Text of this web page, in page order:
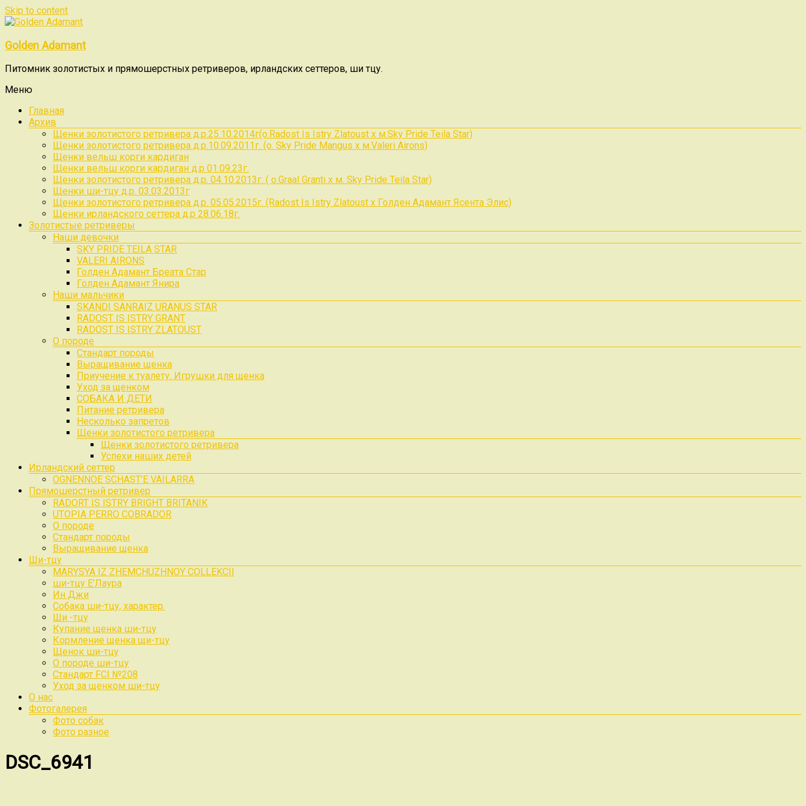
Skip to content
Golden Adamant
Питомник золотистых и прямошерстных ретриверов, ирландских сеттеров, ши тцу.
Меню
Главная
Архив
Щенки золотистого ретривера д.р.25.10.2014г(о.Radost Is Istry Zlatoust x м.Sky Pride Teila Star)
Щенки золотистого ретривера д.р.10.09.2011г. (о. Sky Pride Mangus x м.Valeri Airons)
Щенки вельш корги кардиган
Щенки вельш корги кардиган д.р 01.09.23г.
Щенки золотистого ретривера д.р. 04.10.2013г. ( о.Graal Granti x м. Sky Pride Teila Star)
Щенки ши-тцу д.р. 03.03.2013г
Щенки золотистого ретривера д.р. 05.05.2015г. (Radost Is Istry Zlatoust x Голден Адамант Ясента Элис)
Щенки ирландского сеттера д.р 28.06.18г.
Золотистые ретриверы
Наши девочки
SKY PRIDE TEILA STAR
VALERI AIRONS
Голден Адамант Бреата Стар
Голден Адамант Янира
Наши мальчики
SKANDI SANRAIZ URANUS STAR
RADOST IS ISTRY GRANT
RADOST IS ISTRY ZLATOUST
О породе
Стандарт породы
Выращивание щенка
Приучение к туалету. Игрушки для щенка
Уход за щенком
СОБАКА И ДЕТИ
Питание ретривера
Несколько запретов
Щенки золотистого ретривера
Щенки золотистого ретривера
Успехи наших детей
Ирландский сеттер
OGNENNOE SCHAST’E VAILARRA
Прямошерстный ретривер
RADORT IS ISTRY BRIGHT BRITANIK
UTOPIA PERRO COBRADOR
О породе
Стандарт породы
Выращивание щенка
Ши-тцу
MARYSYA IZ ZHEMCHUZHNOY COLLEKCII
ши-тцу Е’Лаура
Ин Джи
Собака ши-тцу, характер.
Ши -тцу
Купание щенка ши-тцу
Кормление щенка щи-тцу
Щенок ши-тцу
О породе ши-тцу
Стандарт FCI №208
Уход за щенком ши-тцу
О нас
Фотогалерея
Фото собак
Фото разное
DSC_6941